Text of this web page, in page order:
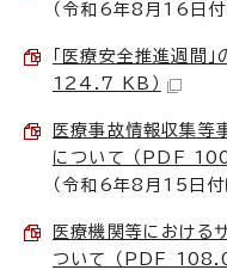
（令和6年8月16日
「医療安全推進週間
124.7 KB）
医療事故情報収集等
について （PDF
（令和6年8月15日付
医療機関等における
ついて （PDF